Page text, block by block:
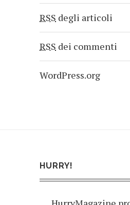
RSS degli articoli
RSS dei commenti
WordPress.org
HURRY!